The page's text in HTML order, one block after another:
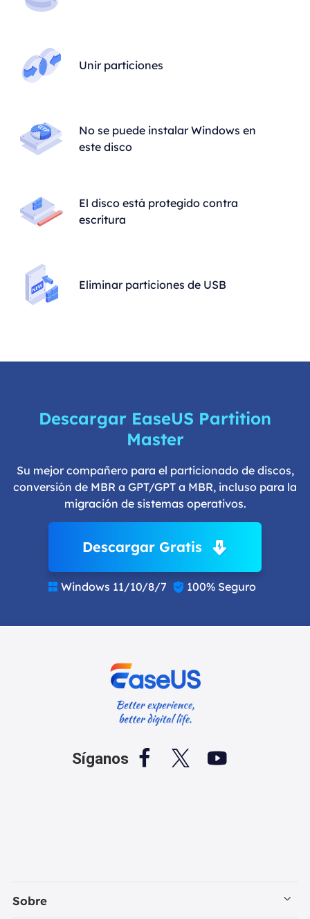
Unir particiones
No se puede instalar Windows en
este disco
El disco está protegido contra
escritura
Eliminar particiones de USB
Descargar EaseUS Partition
Master
Su mejor compañero para el particionado de discos,
conversión de MBR a GPT/GPT a MBR, incluso para la
migración de sistemas operativos.
Descargar Gratis
 Windows 11/10/8/7  100% Seguro
Síganos   
Sobre